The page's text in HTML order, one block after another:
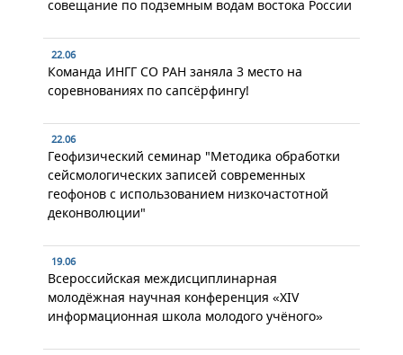
совещание по подземным водам востока России
22.06
Команда ИНГГ СО РАН заняла 3 место на
соревнованиях по сапсёрфингу!
22.06
Геофизический семинар "Методика обработки
сейсмологических записей современных
геофонов с использованием низкочастотной
деконволюции"
19.06
Всероссийская междисциплинарная
молодёжная научная конференция «XIV
информационная школа молодого учёного»